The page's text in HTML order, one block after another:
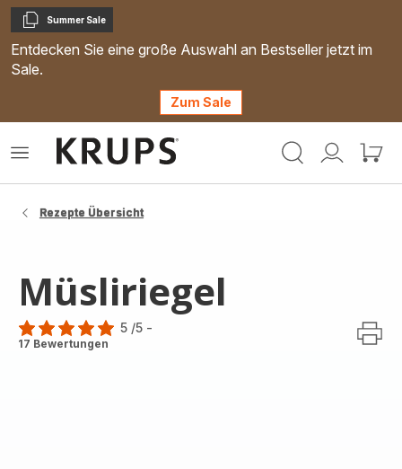
Kopieren
Summer Sale
Entdecken Sie eine große Auswahl an Bestseller jetzt im
Sale.
Zum Sale
Mein
Mein
Das
Rezepte Übersicht
Müsliriegel
Bewertung
5 /5 -
17 Bewertungen